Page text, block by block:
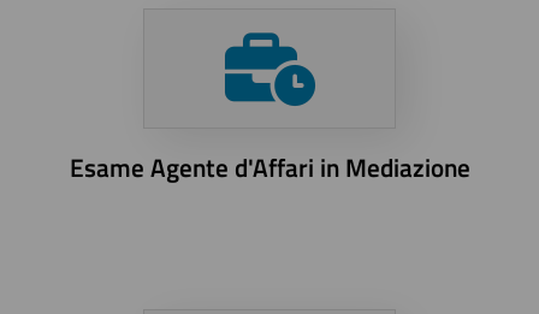
Esame Agente d'Affari in Mediazione